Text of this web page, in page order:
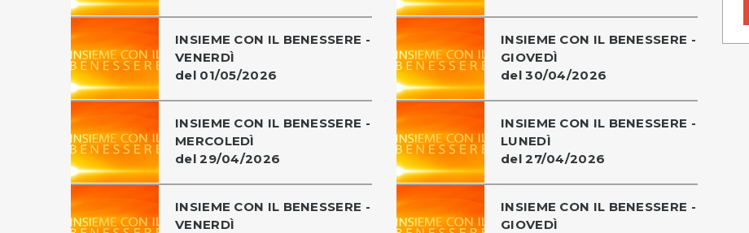
INSIEME CON IL BENESSERE -
VENERDÌ
del 01/05/2026
INSIEME CON IL BENESSERE -
GIOVEDÌ
del 30/04/2026
INSIEME CON IL BENESSERE -
MERCOLEDÌ
del 29/04/2026
INSIEME CON IL BENESSERE -
LUNEDÌ
del 27/04/2026
INSIEME CON IL BENESSERE -
VENERDÌ
INSIEME CON IL BENESSERE -
GIOVEDÌ